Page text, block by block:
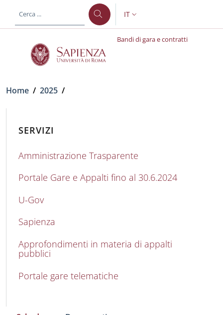
al contenuto principale
SELETTORE LINGUA:
IT
Bandi di gara e contratti
Briciole di pane
Home / 2025 /
SERVIZI
Amministrazione Trasparente
Portale Gare e Appalti fino al 30.6.2024
U-Gov
Sapienza
Approfondimenti in materia di appalti
pubblici
Portale gare telematiche